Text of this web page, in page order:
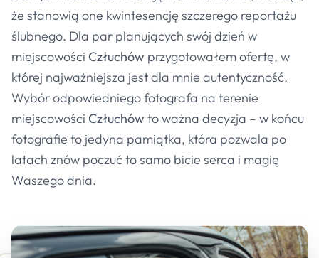
że stanowią one kwintesencję szczerego reportażu
ślubnego. Dla par planujących swój dzień w
miejscowości Człuchów przygotowałem ofertę, w
której najważniejsza jest dla mnie autentyczność.
Wybór odpowiedniego fotografa na terenie
miejscowości Człuchów to ważna decyzja – w końcu
fotografie to jedyna pamiątka, która pozwala po
latach znów poczuć to samo bicie serca i magię
Waszego dnia.